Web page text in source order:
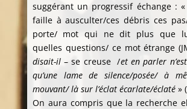
suggérant un progressif échange :
faille à ausculter/ces débris ces
porte/ mot qui ne dit plus que
quelles questions/ ce mot étrange
disait-il– se creuse /et en parler
qu’une lame de silence/posée/ à
mouvant/ là sur l’éclat écarlate/éclaté»
On aura compris que la recherche